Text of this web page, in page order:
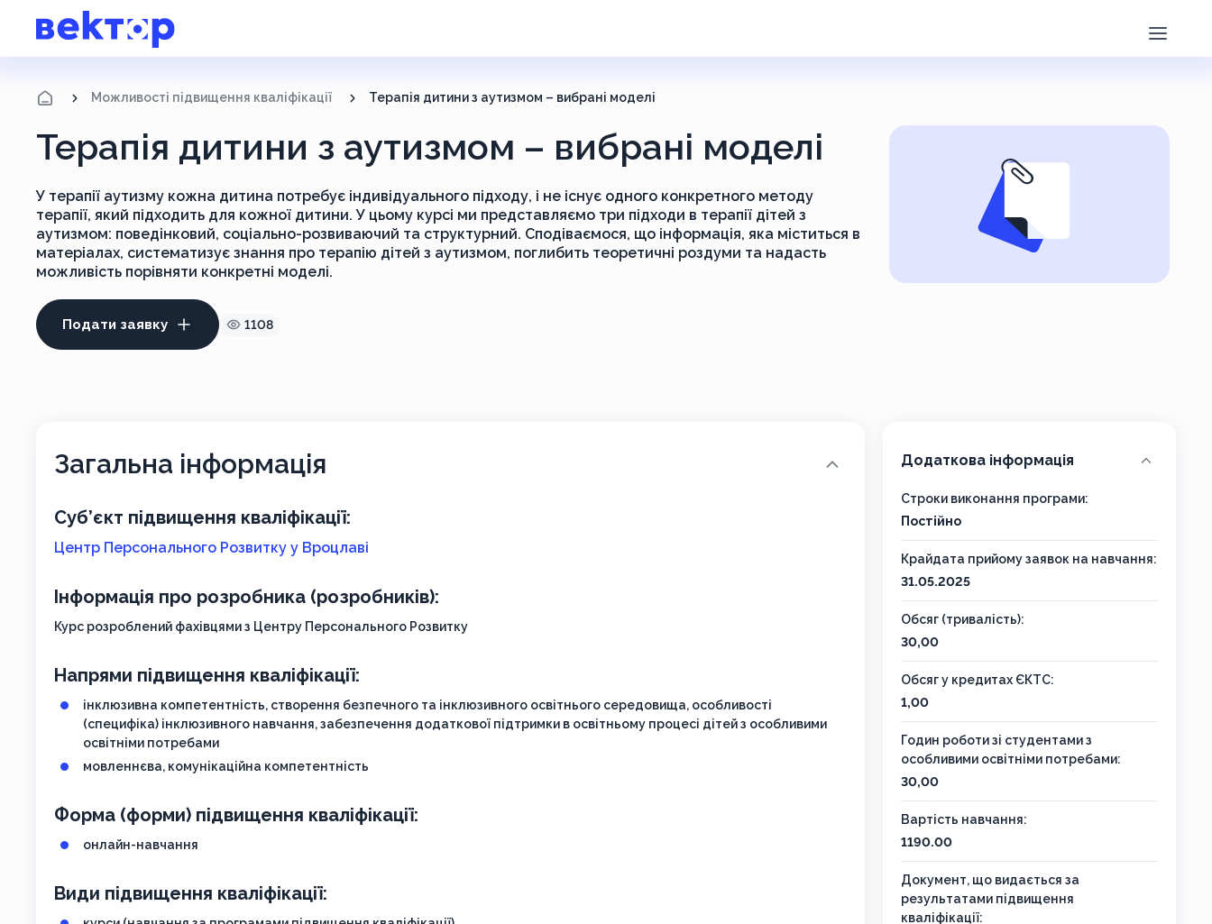
Можливості підвищення кваліфікації Терапія дитини з аутизмом – вибрані моделі
Терапія дитини з аутизмом – вибрані моделі
У терапії аутизму кожна дитина потребує індивідуального підходу, і не існує одного конкретного методу
терапії, який підходить для кожної дитини. У цьому курсі ми представляємо три підходи в терапії дітей з
аутизмом: поведінковий, соціально-розвиваючий та структурний. Сподіваємося, що інформація, яка міститься в
матеріалах, систематизує знання про терапію дітей з аутизмом, поглибить теоретичні роздуми та надасть
можливість порівняти конкретні моделі.
Подати заявку 1108
Загальна інформація
Суб’єкт підвищення кваліфікації:
Центр Персонального Розвитку у Вроцлаві
Інформація про розробника (розробників):
Курс розроблений фахівцями з Центру Персонального Розвитку
Напрями підвищення кваліфікації:
інклюзивна компетентність, створення безпечного та інклюзивного освітнього середовища, особливості
(специфіка) інклюзивного навчання, забезпечення додаткової підтримки в освітньому процесі дітей з особливими
освітніми потребами
мовленнєва, комунікаційна компетентність
Форма (форми) підвищення кваліфікації:
онлайн-навчання
Види підвищення кваліфікації:
Додаткова інформація
Строки виконання програми:
Постійно
Крайдата прийому заявок на навчання:
31.05.2025
Обсяг (тривалість):
30,00
Обсяг у кредитах ЄКТС:
1,00
Годин роботи зі студентами з
особливими освітніми потребами:
30,00
Вартість навчання:
1190.00
Документ, що видається за
результатами підвищення
кваліфікації: